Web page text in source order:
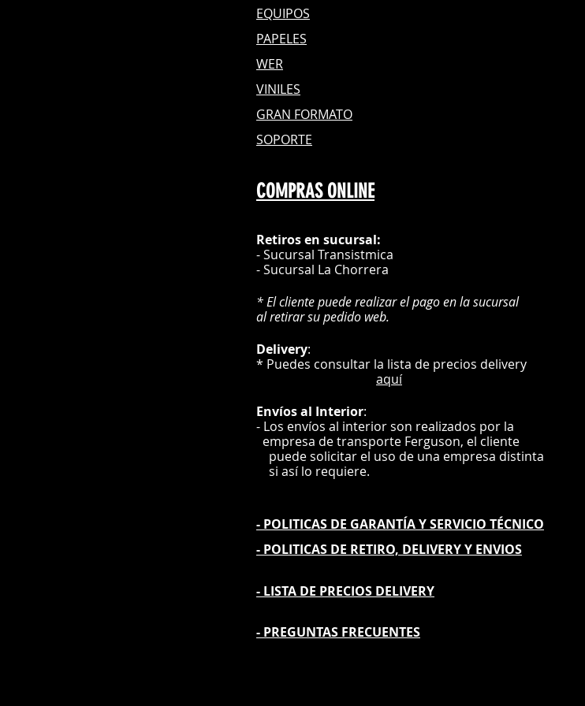
EQUIPOS
PAPELES
WER
VINILES
GRAN FORMATO
SOPORTE
COMPRAS ONLINE
Retiros en sucursal:
- Sucursal Transistmica
- Sucursal La Chorrera
* El cliente puede realizar el pago en la sucursal
al retirar su pedido web.
Delivery:
* Puedes consultar la lista de precios delivery
aquí
Envíosal Interior:
- Los envíos al interior son realizados por la
empresa de transporte Ferguson, el cliente
puede solicitar el uso de una empresa distinta
si así lo requiere.
- POLITICAS DE GARANTÍAY SERVICIO TÉCNICO
- POLITICAS DE RETIRO, DELIVERY Y ENVIOS
- LISTA DE PRECIOS DELIVERY
- PREGUNTAS FRECUENTES